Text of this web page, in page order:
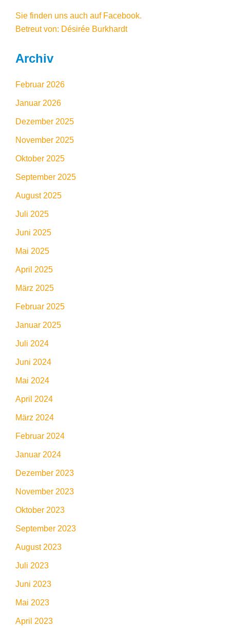
Sie finden uns auch auf Facebook.
Betreut von: Désirée Burkhardt
Archiv
Februar 2026
Januar 2026
Dezember 2025
November 2025
Oktober 2025
September 2025
August 2025
Juli 2025
Juni 2025
Mai 2025
April 2025
März 2025
Februar 2025
Januar 2025
Juli 2024
Juni 2024
Mai 2024
April 2024
März 2024
Februar 2024
Januar 2024
Dezember 2023
November 2023
Oktober 2023
September 2023
August 2023
Juli 2023
Juni 2023
Mai 2023
April 2023